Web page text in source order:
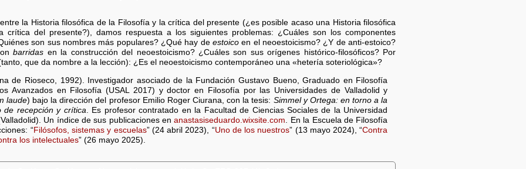
la Historia filosófica de la Filosofía y la crítica del presente (¿es posible acaso una Historia filosófica
crítica del presente?), damos respuesta a los siguientes problemas: ¿Cuáles son los componentes
son sus nombres más populares? ¿Qué hay de estoico en el neoestoicismo? ¿Y de anti-estoico?
barridas en la construcción del neoestoicismo? ¿Cuáles son sus orígenes histórico-filosóficos? Por
que da nombre a la lección): ¿Es el neoestoicismo contemporáneo una «hetería soteriológica»?
de Rioseco, 1992). Investigador asociado de la Fundación Gustavo Bueno, Graduado en Filosofía
Avanzados en Filosofía (USAL 2017) y doctor en Filosofía por las Universidades de Valladolid y
laude) bajo la dirección del profesor Emilio Roger Ciurana, con la tesis: Simmel y Ortega: en torno a la
de recepción y crítica . Es profesor contratado en la Facultad de Ciencias Sociales de la Universidad
Un índice de sus publicaciones enanastasiseduardo.wixsite.com . En la Escuela de Filosofía
“Filósofos, sistemas y escuelas” (24 abril 2023), “Uno de los nuestros” (13 mayo 2024), “Contra
los intelectuales” (26 mayo 2025).